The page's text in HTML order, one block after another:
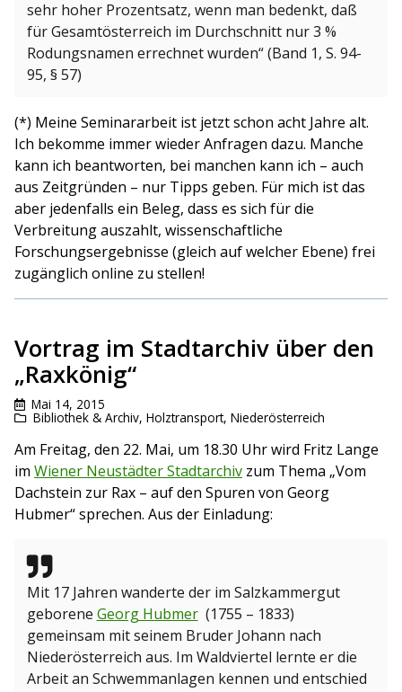
sehr hoher Prozentsatz, wenn man bedenkt, daß
für Gesamtösterreich im Durchschnitt nur 3 %
Rodungsnamen errechnet wurden“ (Band 1, S. 94-
95, § 57)
(*) Meine Seminararbeit ist jetzt schon acht Jahre alt.
Ich bekomme immer wieder Anfragen dazu. Manche
kann ich beantworten, bei manchen kann ich – auch
aus Zeitgründen – nur Tipps geben. Für mich ist das
aber jedenfalls ein Beleg, dass es sich für die
Verbreitung auszahlt, wissenschaftliche
Forschungsergebnisse (gleich auf welcher Ebene) frei
zugänglich online zu stellen!
Vortrag im Stadtarchiv über den
„Raxkönig“
Mai 14, 2015
Bibliothek & Archiv, Holztransport, Niederösterreich
Am Freitag, den 22. Mai, um 18.30 Uhr wird Fritz Lange
im Wiener Neustädter Stadtarchiv zum Thema „Vom
Dachstein zur Rax – auf den Spuren von Georg
Hubmer“ sprechen. Aus der Einladung:
Mit 17 Jahren wanderte der im Salzkammergut
geborene Georg Hubmer(1755 – 1833)
gemeinsam mit seinem Bruder Johann nach
Niederösterreich aus. Im Waldviertel lernte er die
Arbeit an Schwemmanlagen kennen und entschied